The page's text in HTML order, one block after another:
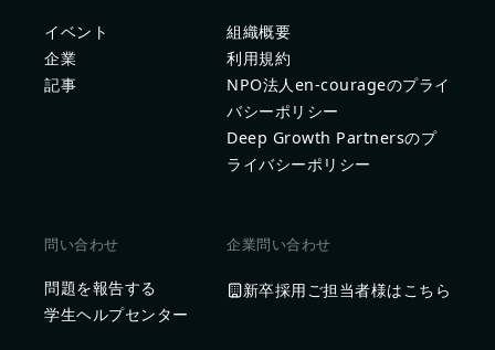
イベント
企業
記事
組織概要
利用規約
NPO法人en-courageのプライ
バシーポリシー
Deep Growth Partnersのプ
ライバシーポリシー
問い合わせ
問題を報告する
学生ヘルプセンター
企業問い合わせ
新卒採用ご担当者様はこちら